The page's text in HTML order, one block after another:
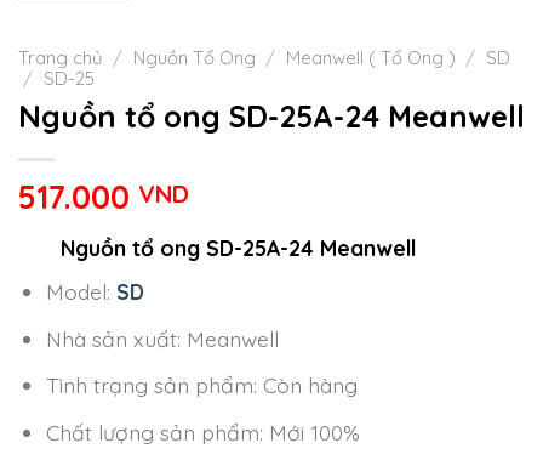
Trang chủ / Nguồn Tổ Ong / Meanwell ( Tổ Ong ) / SD
/ SD-25
Nguồn tổ ong SD-25A-24 Meanwell
517.000 VND
Nguồn tổ ong SD-25A-24 Meanwell
Model: SD
Nhà sản xuất: Meanwell
Tình trạng sản phẩm: Còn hàng
Chất lượng sản phẩm: Mới 100%